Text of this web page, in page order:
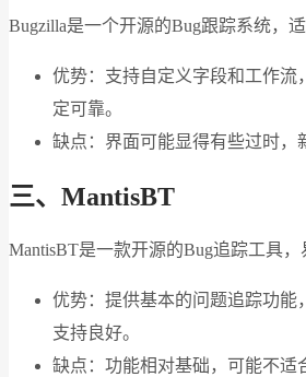
Bugzilla是一个开源的Bug跟踪系统，
优势：支持自定义字段和工作流
定可靠。
缺点：界面可能显得有些过时，
三、MantisBT
MantisBT是一款开源的Bug追踪工具，
优势：提供基本的问题追踪功能
支持良好。
缺点：功能相对基础，可能不适